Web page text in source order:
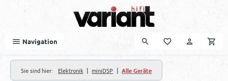
Navigation
Sie sind hier: Elektronik | miniDSP | Alle Geräte